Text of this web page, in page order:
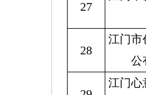
27
28
江门市
公
江门心